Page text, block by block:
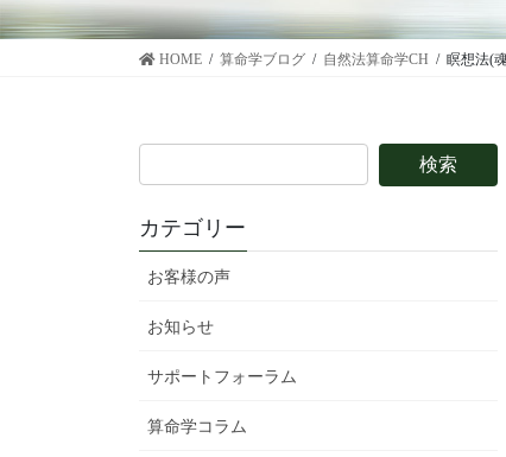
移
動
HOME 算命学ブログ 自然法算命学CH 瞑想法(
カテゴリー
お客様の声
お知らせ
サポートフォーラム
算命学コラム